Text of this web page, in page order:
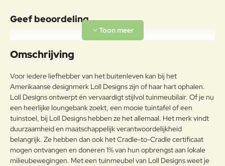
Geef beoordeling
Uw naam:
g:
Note:HTML-code wordt niet vertaald!
Waardering:
Waarderin
g:
Slecht Goed
Omschrijving
Voor iedere liefhebber van het buitenleven kan bij het
Amerikaanse designmerk Loll Designs zijn of haar hart ophalen.
Loll Designs ontwerpt én vervaardigt stijlvol tuinmeubilair. Of je nu
een heerlijke loungebank zoekt, een mooie tuintafel of een
tuinstoel, bij Loll Designs hebben ze het allemaal. Het merk vindt
duurzaamheid en maatschappelijk verantwoordelijkheid
belangrijk. Ze hebben dan ook het Cradle-to-Cradle certificaat
mogen ontvangen en doneren 1% van hun opbrengst aan lokale
milieubewegingen. Met een tuinmeubel van Loll Designs weet je